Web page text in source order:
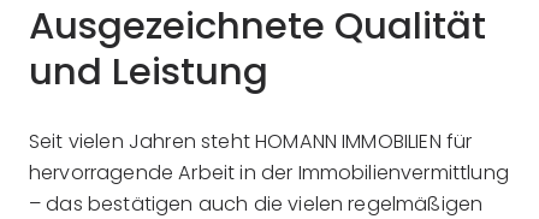
Ausgezeichnete Qualität
und Leistung
Seit vielen Jahren steht HOMANN IMMOBILIEN für
hervorragende Arbeit in der Immobilienvermittlung
– das bestätigen auch die vielen regelmäßigen